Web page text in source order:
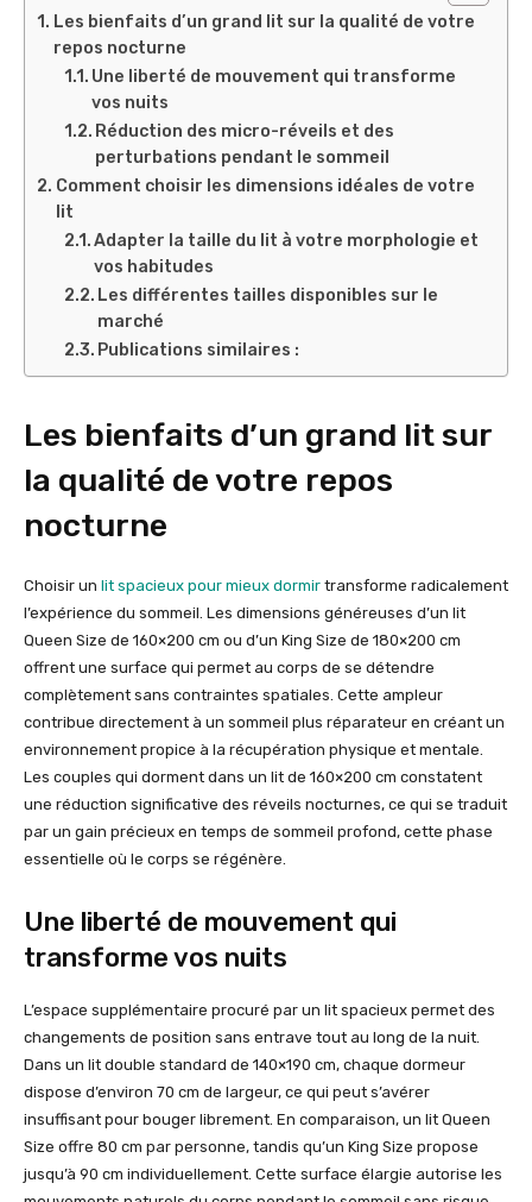
Les bienfaits d’un grand lit sur la qualité de votre
repos nocturne
Une liberté de mouvement qui transforme
vos nuits
Réduction des micro-réveils et des
perturbations pendant le sommeil
Comment choisir les dimensions idéales de votre
lit
Adapter la taille du lit à votre morphologie et
vos habitudes
Les différentes tailles disponibles sur le
marché
Publications similaires :
Les bienfaits d’un grand lit sur
la qualité de votre repos
nocturne
Choisir un lit spacieux pour mieux dormir transforme radicalement
l’expérience du sommeil. Les dimensions généreuses d’un lit
Queen Size de 160×200 cm ou d’un King Size de 180×200 cm
offrent une surface qui permet au corps de se détendre
complètement sans contraintes spatiales. Cette ampleur
contribue directement à un sommeil plus réparateur en créant un
environnement propice à la récupération physique et mentale.
Les couples qui dorment dans un lit de 160×200 cm constatent
une réduction significative des réveils nocturnes, ce qui se traduit
par un gain précieux en temps de sommeil profond, cette phase
essentielle où le corps se régénère.
Une liberté de mouvement qui
transforme vos nuits
L’espace supplémentaire procuré par un lit spacieux permet des
changements de position sans entrave tout au long de la nuit.
Dans un lit double standard de 140×190 cm, chaque dormeur
dispose d’environ 70 cm de largeur, ce qui peut s’avérer
insuffisant pour bouger librement. En comparaison, un lit Queen
Size offre 80 cm par personne, tandis qu’un King Size propose
jusqu’à 90 cm individuellement. Cette surface élargie autorise les